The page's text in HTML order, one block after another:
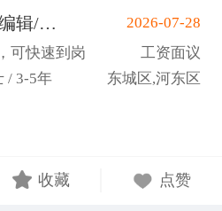
语晨读活动，同时不定期举
迎新、英语角等。
普通教师类,编辑/出版/印刷 (刘先生)
2026-07-28
可快速到岗
工资面议
/ 3-5年
东城区,河东区
收藏 点赞